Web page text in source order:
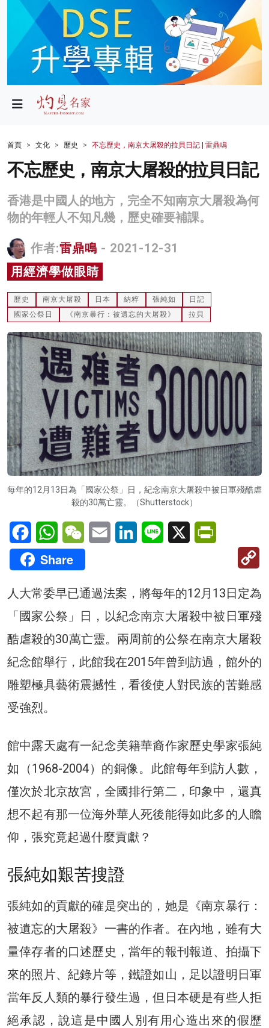
政局
財經
生活
商業
科技
影片
灼見活動
關於我們
首頁 文化 歷史 不忘歷史，南京大屠殺的拉貝日記 | 雷鼎鳴
不忘歷史，南京大屠殺的拉貝日記
香港是中國人的地方，完全不知南京大屠殺為何
物的年輕人不知凡幾，歷史確要補課。
作者:雷鼎鳴 - 2021-12-31
用經濟學做眼睛
歷史 南京大屠殺 日本 納粹 張純如
日記
國家公祭日
《南京暴行：被遺忘的大屠殺》 拉貝
每年的12月13日為「國家公祭」日，紀念南京大屠殺中被日軍殘酷虐
殺的30萬亡靈。（Shutterstock）
FacebookWhatsAppWeChatEmail LinkedInLine X
Share
人大常委早已通過法案，將每年的12月13日定為
「國家公祭」日，以紀念南京大屠殺中被日軍殘
酷虐殺的30萬亡靈。兩周前的公祭在南京大屠殺
紀念館舉行，此館我在2015年曾到訪過，館外的
雕塑極具藝術震撼性，看後使人對民族的苦難感
受強烈。
館中露天處有一紀念美籍華裔作家歷史學家張純
如（1968-2004）的銅像。此館每年到訪人數，
僅次於北京故宮，全國排行第二，印象中，還真
想不起有那一位海外華人死後能得如此多的人瞻
仰，張究竟起過什麼貢獻？
張純如艱苦搜證
張純如的貢獻的確是突出的，她是《南京暴行：
被遺忘的大屠殺》一書的作者。在內地，雖有大
量倖存者的口述歷史，當年的報刊報道、拍攝下
來的照片、紀錄片等，鐵證如山，足以證明日軍
當年反人類的暴行發生過，但日本硬是有些人拒
絕承認，說這是中國人別有用心造出來的假歷